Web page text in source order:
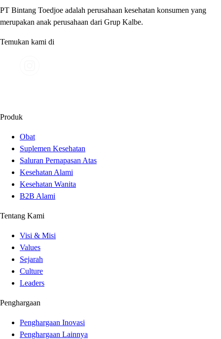
PT Bintang Toedjoe adalah perusahaan kesehatan konsumen yang
merupakan anak perusahaan dari Grup Kalbe.
Temukan kami di
Produk
Obat
Suplemen Kesehatan
Saluran Pernapasan Atas
Kesehatan Alami
Kesehatan Wanita
B2B Alami
Tentang Kami
Visi & Misi
Values
Sejarah
Culture
Leaders
Penghargaan
Penghargaan Inovasi
Penghargaan Lainnya